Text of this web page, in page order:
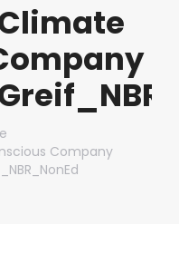
Company